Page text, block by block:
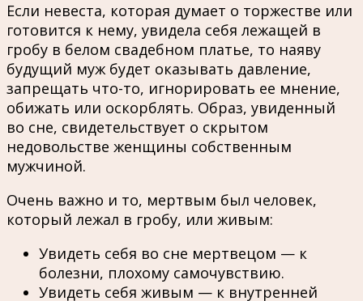
Если невеста, которая думает о торжестве или
готовится к нему, увидела себя лежащей в
гробу в белом свадебном платье, то наяву
будущий муж будет оказывать давление,
запрещать что-то, игнорировать ее мнение,
обижать или оскорблять. Образ, увиденный
во сне, свидетельствует о скрытом
недовольстве женщины собственным
мужчиной.
Очень важно и то, мертвым был человек,
который лежал в гробу, или живым:
Увидеть себя во сне мертвецом — к
болезни, плохому самочувствию.
Увидеть себя живым — к внутренней